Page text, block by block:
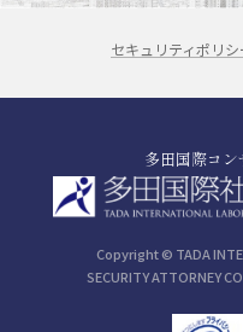
セキュリティポリシ
多田国際コ
Copyright © TADA
SECURITY ATTORNEY